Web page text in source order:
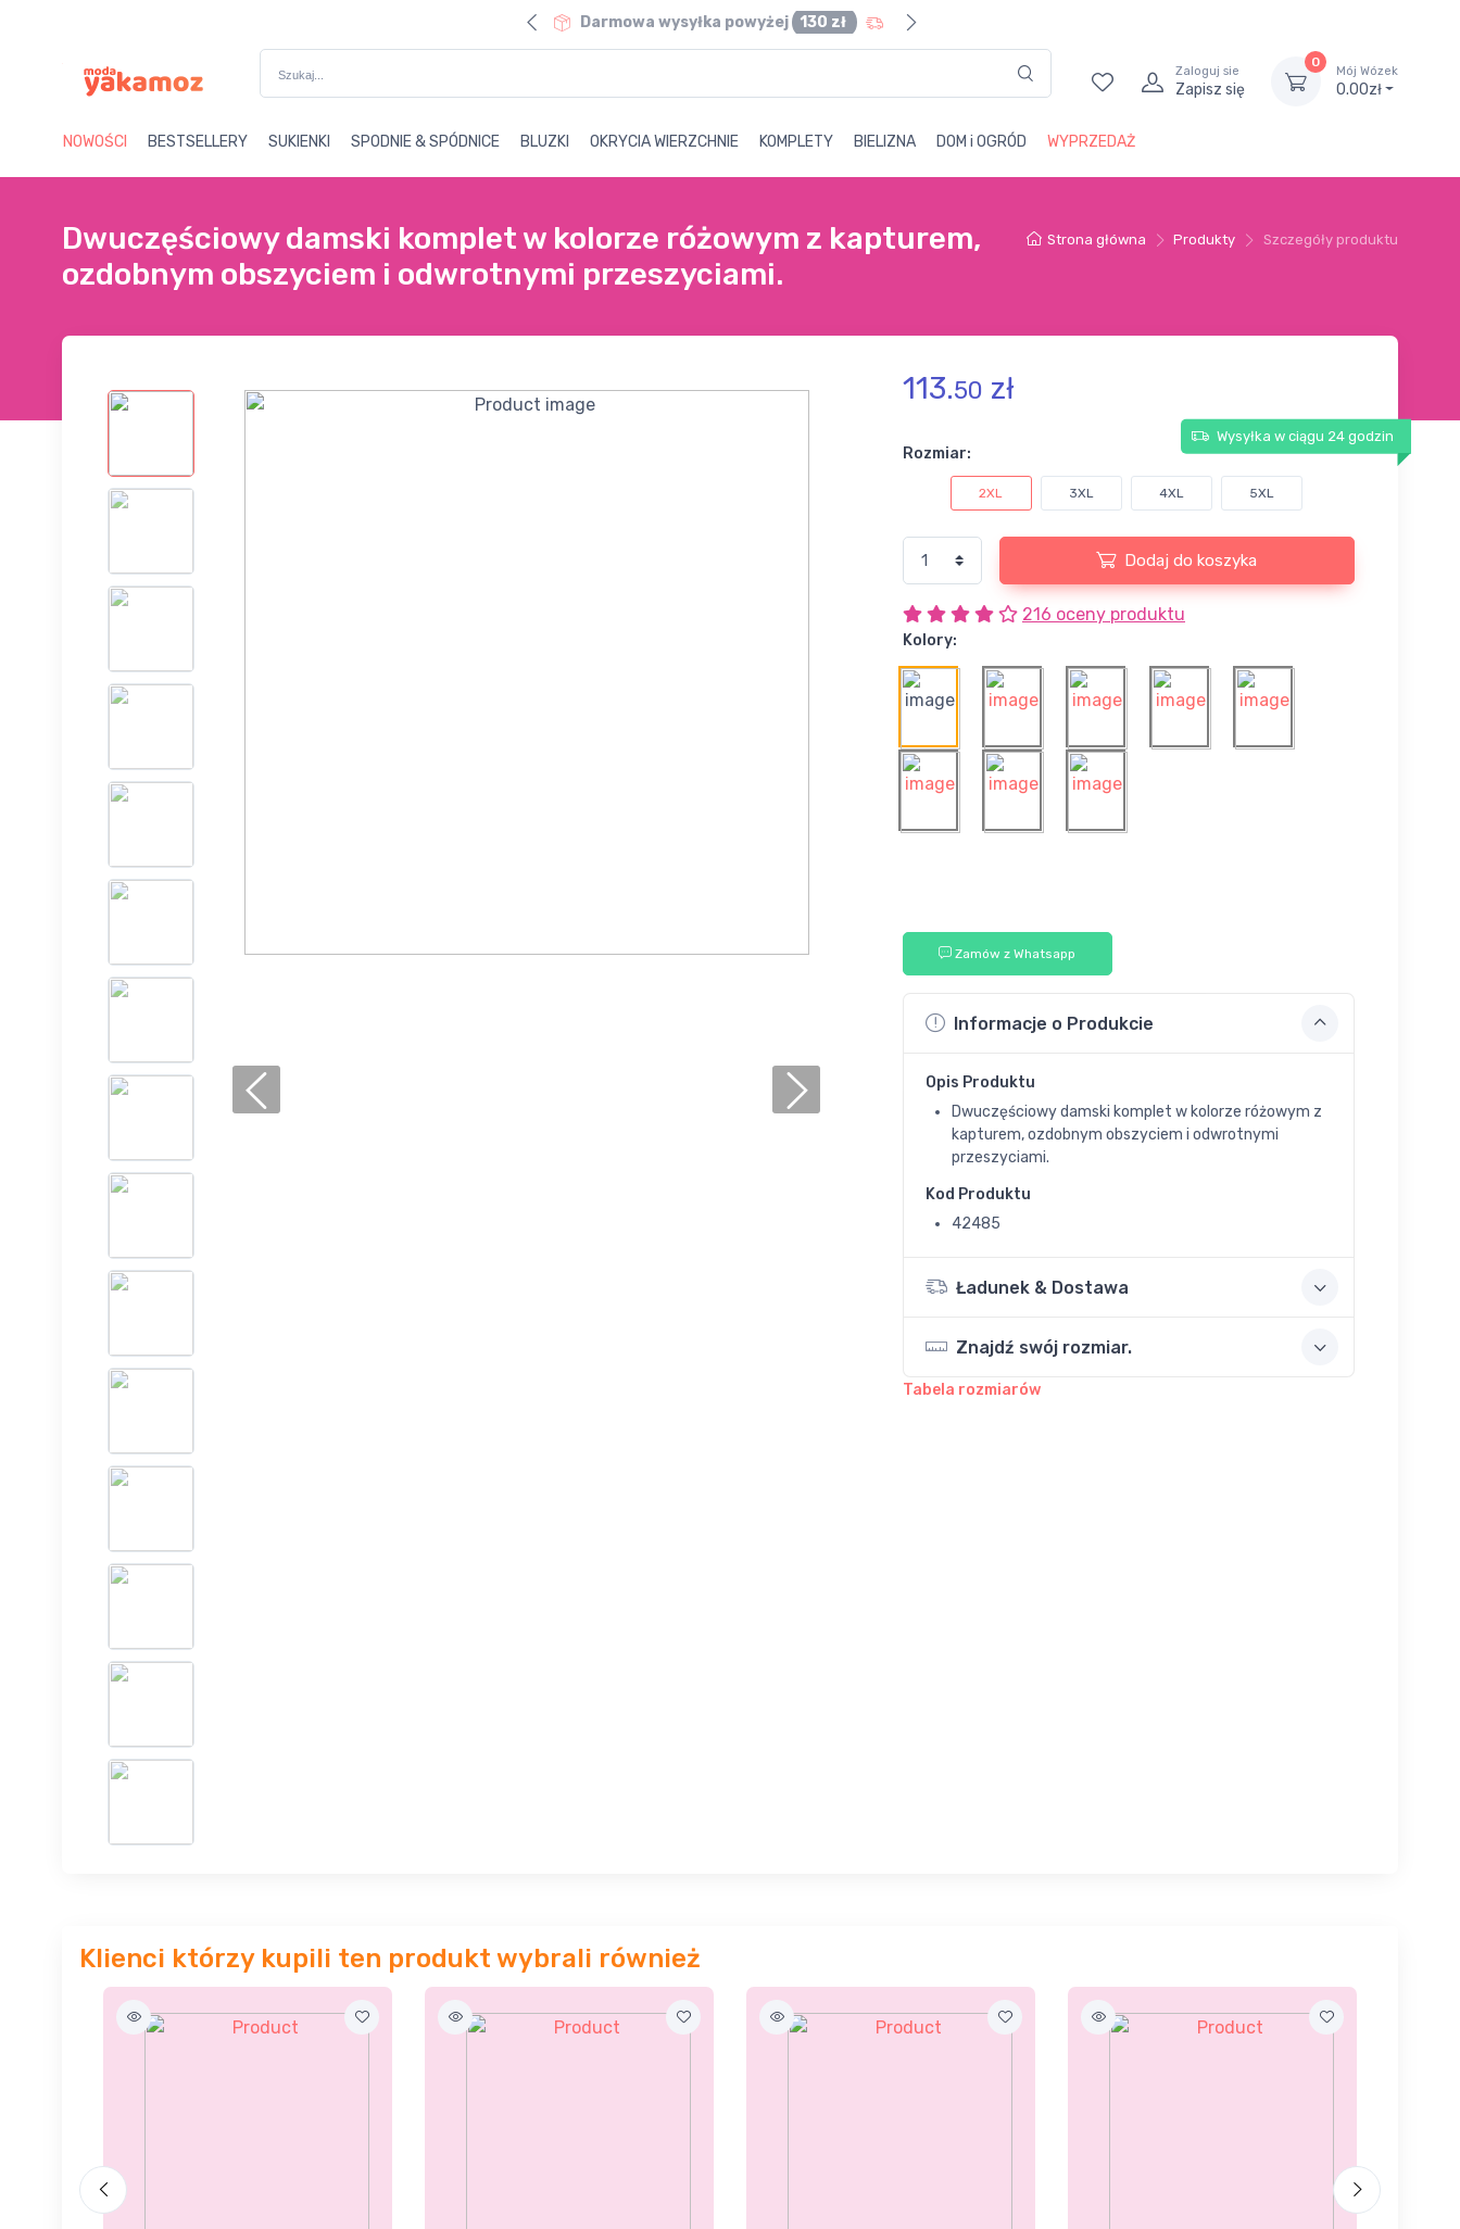
Darmowa wysyłka powyżej 130 zł
Zaloguj sie
Zapisz się
0
Mój Wózek
0.00zł
NOWOŚCI BESTSELLERY SUKIENKI SPODNIE & SPÓDNICE BLUZKI OKRYCIA WIERZCHNIE KOMPLETY BIELIZNA DOM i OGRÓD WYPRZEDAŻ
Strona główna Produkty Szczegóły produktu
Dwuczęściowy damski komplet w kolorze różowym z kapturem,
ozdobnym obszyciem i odwrotnymi przeszyciami.
113.50 zł
Wysyłka w ciągu 24 godzin
Rozmiar:
2XL 3XL 4XL 5XL
Dodaj do koszyka
216 oceny produktu
Kolory:
Zamów z Whatsapp
Informacje o Produkcie
Opis Produktu
Dwuczęściowy damski komplet w kolorze różowym z
kapturem, ozdobnym obszyciem i odwrotnymi
przeszyciami.
Kod Produktu
42485
Ładunek & Dostawa
Znajdź swój rozmiar.
Tabela rozmiarów
Klienci którzy kupili ten produkt wybrali również